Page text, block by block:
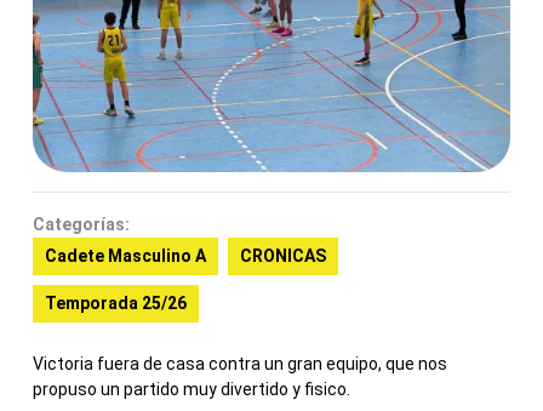
Categorías:
Cadete Masculino A
CRONICAS
Temporada 25/26
Victoria fuera de casa contra un gran equipo, que nos
propuso un partido muy divertido y fisico.